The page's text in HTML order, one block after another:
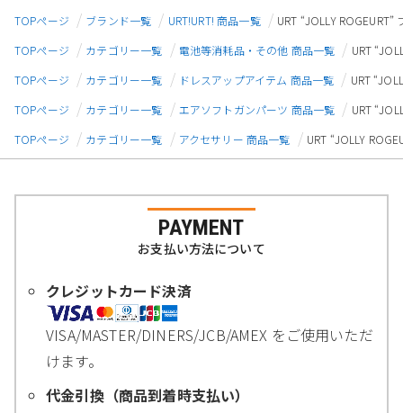
TOPページ
ブランド一覧 URT!URT! 商品一覧
URT “JOLLY
TOPページ
カテゴリー一覧 電池等消耗品・その他 商品一覧
URT
TOPページ
カテゴリー一覧 ドレスアップアイテム 商品一覧
URT
TOPページ
カテゴリー一覧 エアソフトガンパーツ 商品一覧
URT
TOPページ
カテゴリー一覧 アクセサリー 商品一覧 URT “JOLLY
PAYMENT
お支払い方法について
クレジットカード決済
VISA/MASTER/DINERS/JCB/AMEX をご使用いただ
けます。
代金引換（商品到着時支払い）